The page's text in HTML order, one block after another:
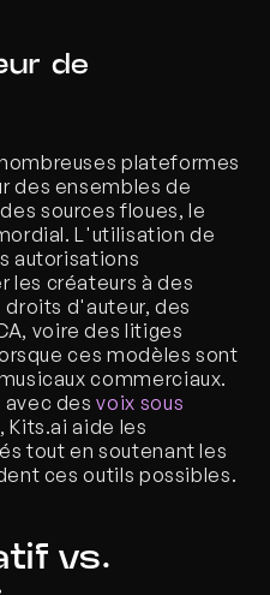
de
plateformes
des ensembles de
sources floues, le
L'utilisation de
autorisations
les créateurs à des
d'auteur, des
voire des litiges
ces modèles sont
commerciaux.
avec des voix sous
, Kits.ai aide les
tout en soutenant les
ces outils possibles.
vs.